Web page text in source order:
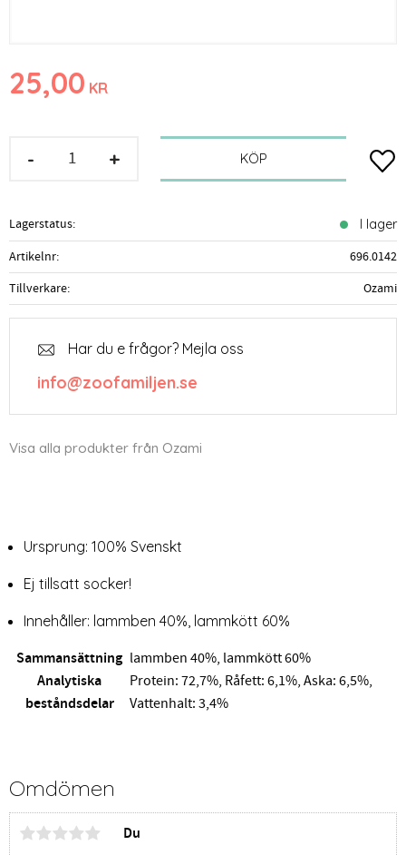
25,00 KR
+
- KÖP
Lagerstatus I lager
Artikelnr
696.0142
Tillverkare
Ozami
Har du e frågor? Mejla oss
info@zoofamiljen.se
Visa alla produkter från Ozami
Ursprung: 100% Svenskt
Ej tillsatt socker!
Innehåller: lammben 40%, lammkött 60%
Sammansättning lammben 40%, lammkött 60%
Analytiska
beståndsdelar
Protein: 72,7%, Råfett: 6,1%, Aska: 6,5%,
Vattenhalt: 3,4%
Omdömen
Du